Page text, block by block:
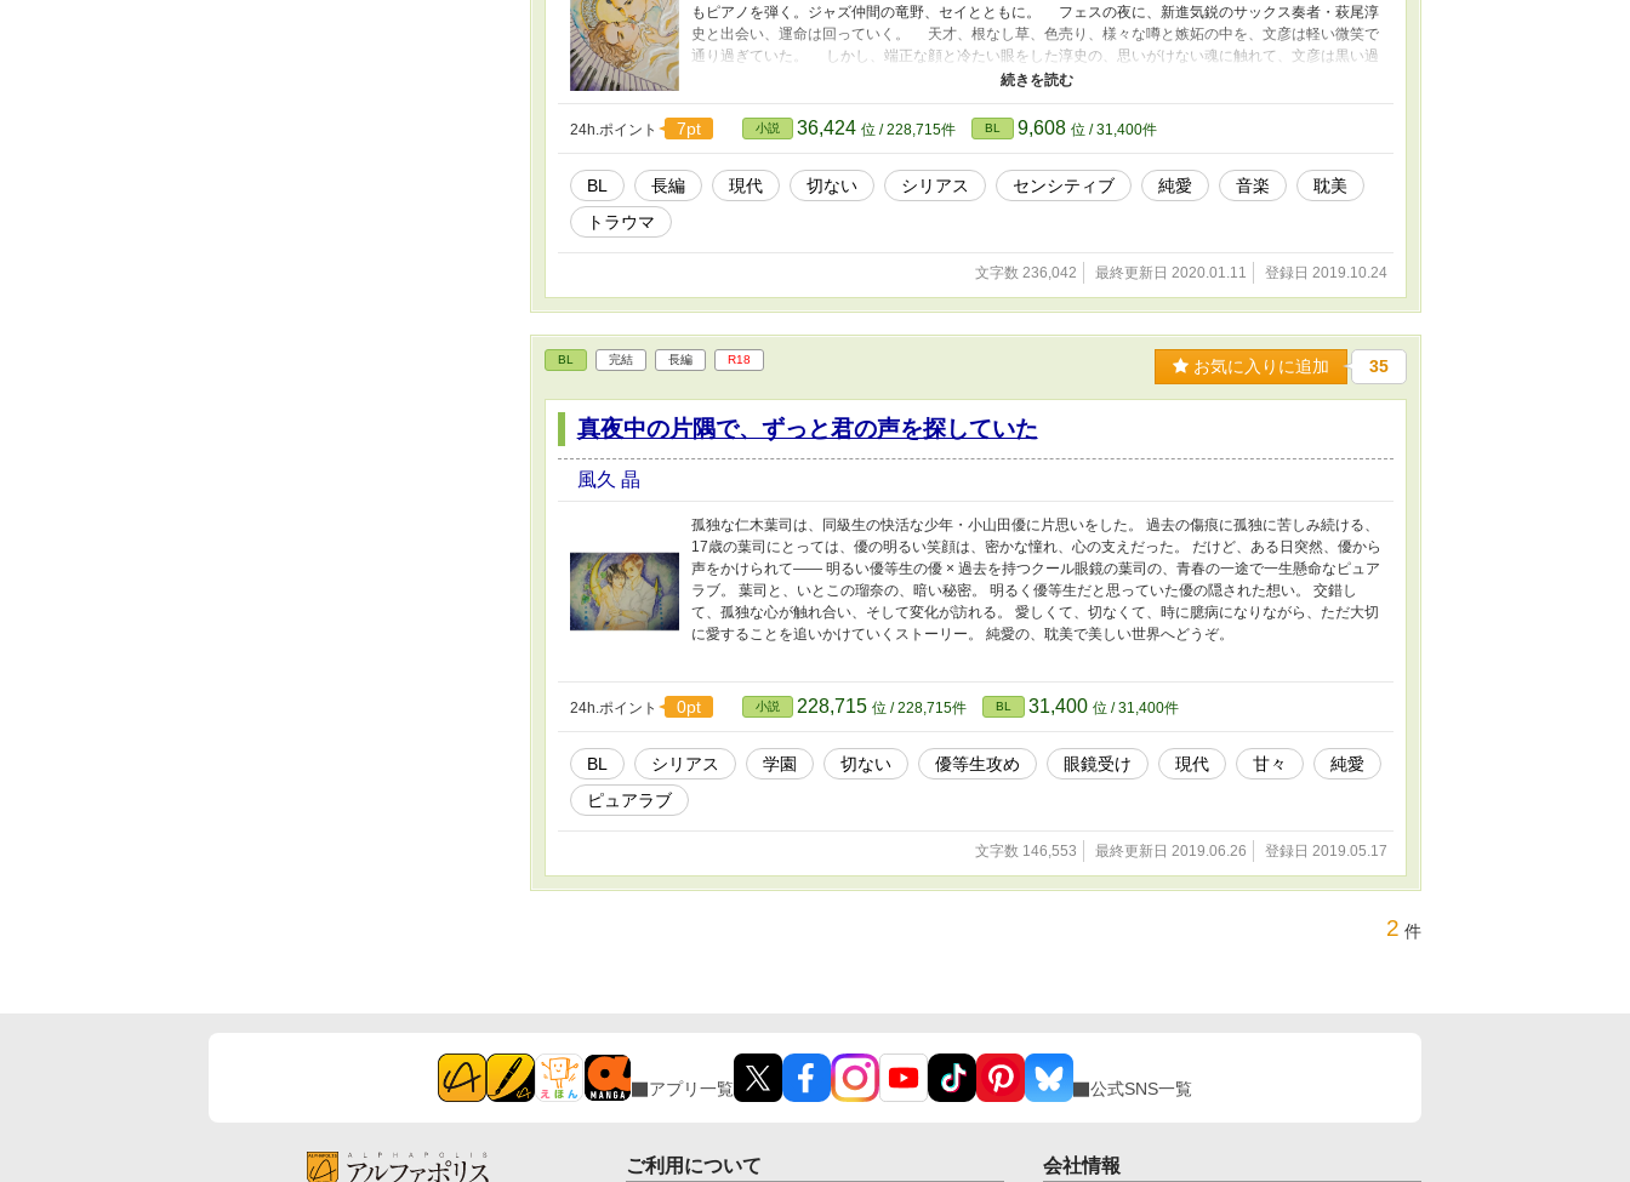
もピアノを弾く。ジャズ仲間の竜野、セイとともに。 フェスの夜に、新進気鋭のサックス奏者・萩尾淳
史と出会い、運命は回っていく。 天才、根なし草、色売り、様々な噂と嫉妬の中を、文彦は軽い微笑で
通り過ぎていた。 しかし、端正な顔と冷たい眼をした淳史の、思いがけない魂に触れて、文彦は黒い過
去を思い出していく。 交わることのないはずだった音楽の扉が、封印された過去の扉をひらく。 見
守るように傍らにいる、武藤領一朗。彼が文彦の隣にいる理由とは？ 文彦が手離せないリングは、誰か
らのものなのか？ 貧困、崩壊した親、それゆえに文彦がたどった人生をめぐる。 絡まってもつれて
いく運命。紐解いて、ほどいて、そして必ず出会う。 愛は静謐なようでいて狂おしく、それでもなお、
24h.ポイント 7pt 小説 36,424 位 / 228,715件 BL 9,608 位 / 31,400件
BL 長編 現代 切ない シリアス センシティブ 純愛 音楽
耽美
トラウマ
文字数 236,042 最終更新日 2020.01.11 登録日 2019.10.24
BL 完結 長編 R18 お気に入りに追加 35
真夜中の片隅で、ずっと君の声を探していた
風久 晶
孤独な仁木葉司は、同級生の快活な少年・小山田優に片思いをした。 過去の傷痕に孤独に苦しみ続ける、
17歳の葉司にとっては、優の明るい笑顔は、密かな憧れ、心の支えだった。 だけど、ある日突然、優から
声をかけられて―― 明るい優等生の優 × 過去を持つクール眼鏡の葉司の、青春の一途で一生懸命なピュア
ラブ。 葉司と、いとこの瑠奈の、暗い秘密。 明るく優等生だと思っていた優の隠された想い。 交錯し
て、孤独な心が触れ合い、そして変化が訪れる。 愛しくて、切なくて、時に臆病になりながら、ただ大切
に愛することを追いかけていくストーリー。 純愛の、耽美で美しい世界へどうぞ。
24h.ポイント 0pt 小説 228,715 位 / 228,715件 BL 31,400 位 / 31,400件
BL シリアス 学園 切ない 優等生攻め 眼鏡受け 現代 甘々
純愛
ピュアラブ
文字数 146,553 最終更新日 2019.06.26 登録日 2019.05.17
2 件
アプリ一覧 公式SNS一覧
ご利用について 会社情報